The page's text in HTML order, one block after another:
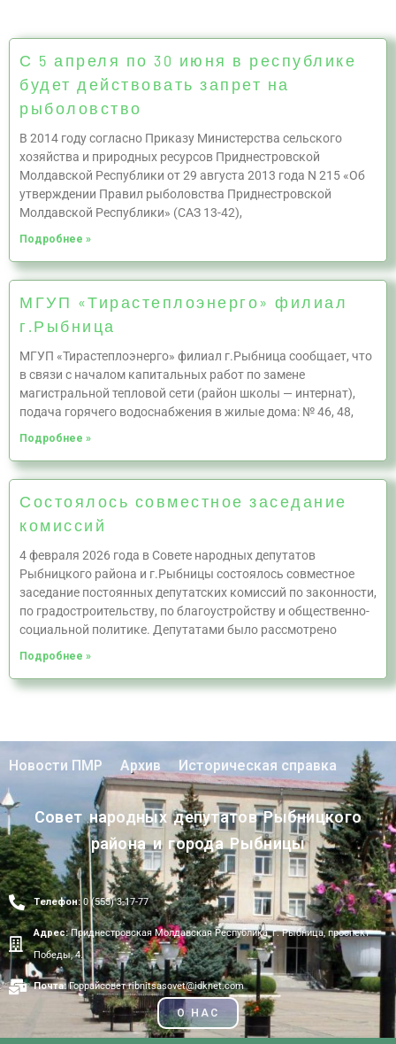
С 5 апреля по 30 июня в республике
будет действовать запрет на
рыболовство
В 2014 году согласно Приказу Министерства сельского
хозяйства и природных ресурсов Приднестровской
Молдавской Республики от 29 августа 2013 года N 215 «Об
утверждении Правил рыболовства Приднестровской
Молдавской Республики» (САЗ 13-42),
Подробнее »
МГУП «Тирастеплоэнерго» филиал
г.Рыбница
МГУП «Тирастеплоэнерго» филиал г.Рыбница сообщает, что
в связи с началом капитальных работ по замене
магистральной тепловой сети (район школы — интернат),
подача горячего водоснабжения в жилые дома: № 46, 48,
Подробнее »
Состоялось совместное заседание
комиссий
4 февраля 2026 года в Совете народных депутатов
Рыбницкого района и г.Рыбницы состоялось совместное
заседание постоянных депутатских комиссий по законности,
по градостроительству, по благоустройству и общественно-
социальной политике. Депутатами было рассмотрено
Подробнее »
Новости ПМР Архив Историческая справка
Совет народных депутатов Рыбницкого
района и города Рыбницы
Телефон:0 (555) 3-17-77
Адрес:Приднестровская Молдавская Республика, г. Рыбница, проспект
Победы, 4.
Почта:Горрайсовет ribnitsasovet@idknet.com
О НАС